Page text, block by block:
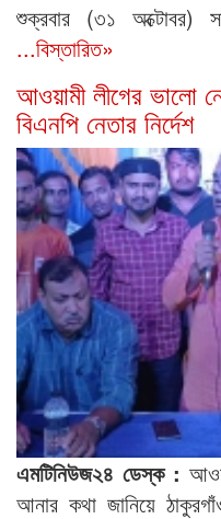
​শুক্রবার (৩১ অক্টোবর)
...বিস্তারিত»
আওয়ামী লীগের ভালো
বিএনপি নেতার নির্দেশ
এমটিনিউজ২৪ ডেস্ক :
আনার কথা জানিয়ে